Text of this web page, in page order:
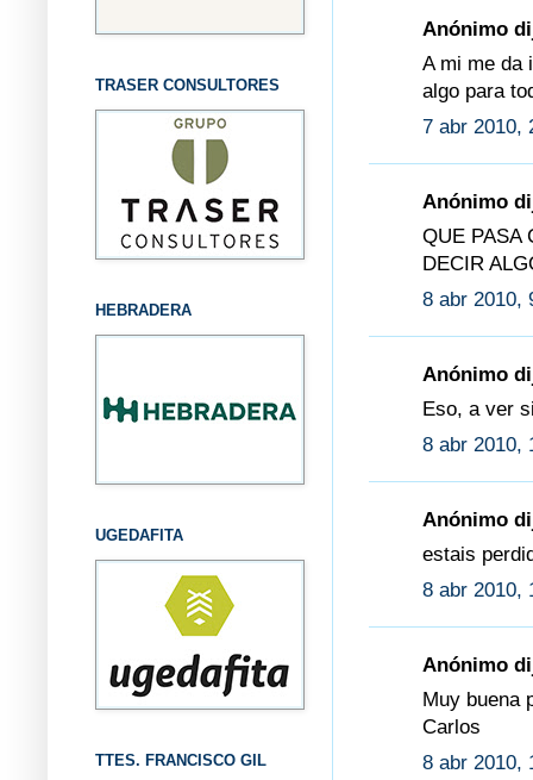
Anónimo
A mi me da
algo para
7 abr 2010,
Anónimo
QUE PASA
DECIR
8 abr 2010,
Anónimo
Eso, a ver
8 abr 2010,
Anónimo
estais
8 abr 2010,
Anónimo
Muy buena
Carlos
8 abr 2010,
TRASER CONSULTORES
HEBRADERA
UGEDAFITA
TTES. FRANCISCO GIL